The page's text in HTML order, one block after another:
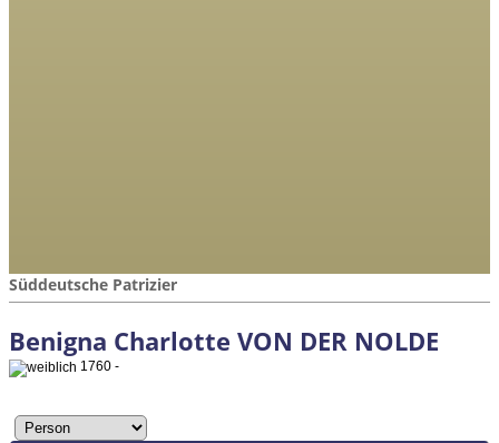
Süddeutsche Patrizier
Benigna Charlotte VON DER NOLDE
1760 -